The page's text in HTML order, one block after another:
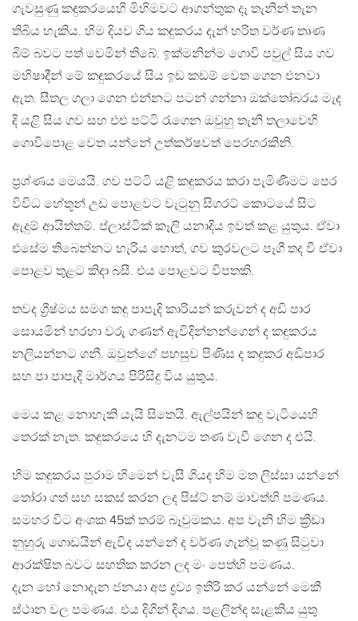
ගැවසුණු කඳුකරයෙහි මිහිමවට ආගන්තුක දෑ තැනින් තැන
තිබිය හැකිය. හිම දියව ගිය කඳුකරය දැන් හරිත වර්ණ තෘණ
බිම් බවට පත් වෙමින් තිබේ. ඉක්මනින්ම ගොවි පවුල් සිය ගව
මහිෂාදීන් මේ කඳුකරයේ සිය ඉඩ කඩම් වෙත ගෙන එනවා
ඇත. සීතල ගලා ගෙන එන්නට පටන් ගන්නා ඔක්තෝබරය මැද
දි යළි සිය ගව සහ එළු පට්ටි රැගෙන ඔවුහු තැනි තලාවෙහි
ගොවිපොළ වෙත යන්නේ උත්කර්ෂවත් පෙරහරකිනි.
ප්‍රශ්ණය මෙයයි. ගව පට්ටි යළි කඳුකරය කරා පැමිණීමට පෙර
විවිධ හේතූන් උඩ පොළවට වැටුනු සිගරට් කොටයේ සිට
ඇදුම් ආයිත්තම්. ප්ලාස්ටික් කෑලි යනාදිය ඉවත් කළ යුතුය. ඒවා
එසේම තිබෙන්නට හැරිය හොත්, ගව කුරවලට පෑගී තද වී ඒවා
පොළව තුළට කිදා බසී. එය පොළවට විපතකි.
තවද ග්‍රීෂ්මය සමග කඳු පාපැදි කාරියන් කරුවන් ද අඩි පාර
සොයමින් හරහා වරු ගණන් ඇවිදින්නන්ගෙන් ද කඳුකරය
නලියන්නට ගනී. ඔවුන්ගේ පහසුව පිණිස ද කදුකර අඩිපාර
සහ පා පාපැදි මාර්ගය පිරිසිදු විය යුතුය.
මෙය කළ නොහැකි යැයි සිතෙයි. ඇල්පයින් කඳු වැටියෙහි
තෙරක් නැත. කඳුකරයෙ හි දැනටම තණ වැවී ගෙන ද එයි.
හිම කඳුකරය පුරාම හිමෙන් වැසී ගියද හිම මත ලිස්සා යන්නේ
තෝරා ගත් සහ සකස් කරන ලද පිස්ට් නම් මාවත්හි පමණය.
සමහර විට අංශක 45ක් තරම් බෑවුමකය. අප වැනි හිම ක්‍රීඩා
නුහුරු ගොඩයින් ඇවිද යන්නේ ද වර්ණ ගැන්වූ කණු සිටුවා
ආරක්ෂිත බවට සහතික කරන ලද මං පෙත්හි පමණය.
දැන හෝ නොදැන ජනයා අප ද්‍රව්‍ය ඉතිරි කර යන්නේ මෙකී
ස්ථාන වල පමණය. එය දිගින් දිගය. පළලින්ද සැළකිය යුතු